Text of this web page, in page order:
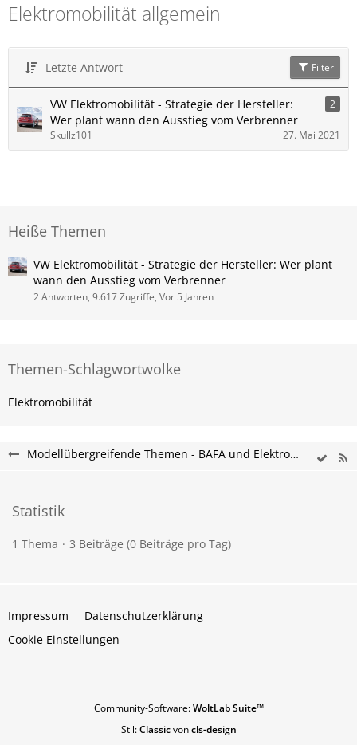
Elektromobilität allgemein
Letzte Antwort Filter
VW Elektromobilität - Strategie der Hersteller:
Wer plant wann den Ausstieg vom Verbrenner
2
Skullz101 27. Mai 2021
Heiße Themen
VW Elektromobilität - Strategie der Hersteller: Wer plant
wann den Ausstieg vom Verbrenner
2 Antworten, 9.617 Zugriffe, Vor 5 Jahren
Themen-Schlagwortwolke
Elektromobilität
Modellübergreifende Themen - BAFA und Elektromobilität Forum
Statistik
1 Thema 3 Beiträge (0 Beiträge pro Tag)
Impressum
Datenschutzerklärung
Cookie Einstellungen
Community-Software:WoltLab Suite™
Stil:Classicvoncls-design